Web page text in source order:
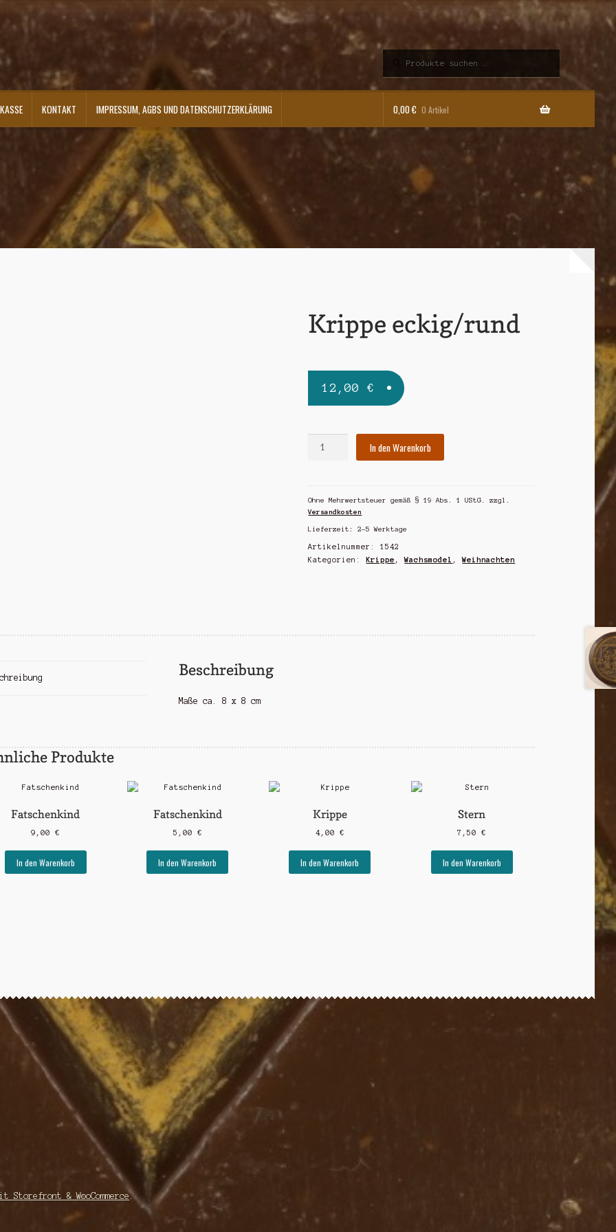
nach:
KASSE KONTAKT IMPRESSUM, AGBS UND DATENSCHUTZERKLÄRUNG
Versandarten WarenkorbWiderrufsbelehrung
0,00€ 0 Artikel
Krippe eckig/rund
12,00 €
In den Warenkorb
Ohne Mehrwertsteuer gemäß § 19 Abs. 1 UStG.
zzgl.
Versandkosten
Lieferzeit:2-5 Werktage
Artikelnummer:1542
Kategorien:Krippe ,Wachsmodel ,Weihnachten
Beschreibung
Maße ca. 8 x 8 cm
Produkte
Fatschenkind
9,00€
In den Warenkorb
Fatschenkind
5,00 €
In den Warenkorb
Krippe
4,00 €
In den Warenkorb
Stern
7,50€
In den Warenkorb
& WooCommerce.